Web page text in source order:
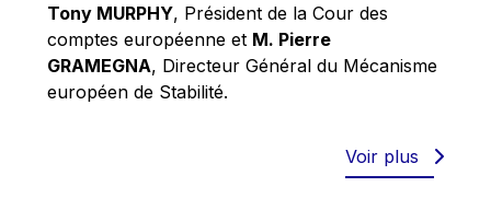
Richard Pelly
Robert Goebbels
Robert REYNDERS
Tony MURPHY, Président de la Cour des
comptes européenne et M. Pierre
GRAMEGNA, Directeur Général du Mécanisme
européen de Stabilité.
Voir plus